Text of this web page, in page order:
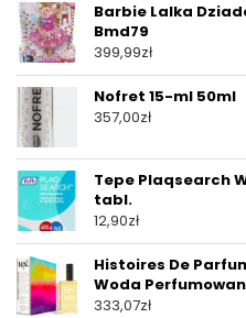
Barbie Lalka
Bmd79
399,99zł
Nofret 15-ml 50ml
357,00zł
Tepe Plaqsearch
tabl.
12,90zł
Histoires De
Woda
333,07zł